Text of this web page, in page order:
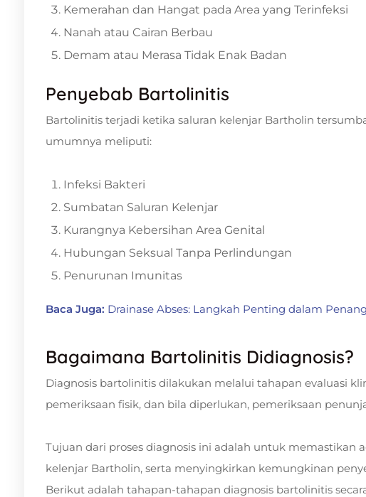
Kemerahan dan Hangat pada Area yang Terinfeksi
Nanah atau Cairan Berbau
Demam atau Merasa Tidak Enak Badan
Penyebab Bartolinitis
Bartolinitis terjadi ketika saluran kelenjar Bartholin
umumnya meliputi:
Infeksi Bakteri
Sumbatan Saluran Kelenjar
Kurangnya Kebersihan Area Genital
Hubungan Seksual Tanpa Perlindungan
Penurunan Imunitas
Baca Juga: Drainase Abses: Langkah Penting dalam
Bagaimana Bartolinitis Didiagnosis?
Diagnosis bartolinitis dilakukan melalui tahapan evaluasi
pemeriksaan fisik, dan bila diperlukan, pemeriksaan
Tujuan dari proses diagnosis ini adalah untuk memastikan
kelenjar Bartholin, serta menyingkirkan kemungkinan
Berikut adalah tahapan-tahapan diagnosis bartolinitis